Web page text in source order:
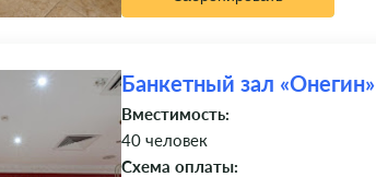
Банкетный зал «Онегин»
Вместимость:
40 человек
Схема оплаты: